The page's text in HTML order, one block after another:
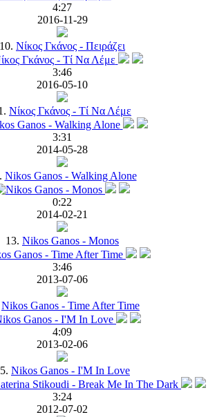
4:27
2016-11-29
10. Νίκος Γκάνος - Πειράζει
3:46
2016-05-10
Νίκος Γκάνος - Τί Να Λέμε
3:31
2014-05-28
Nikos Ganos - Walking Alone
0:22
2014-02-21
13. Nikos Ganos - Monos
3:46
2013-07-06
Nikos Ganos - Time After Time
4:09
2013-02-06
Nikos Ganos - I'M In Love
3:24
2012-07-02